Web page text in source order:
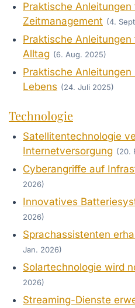
Praktische Anleitungen
Zeitmanagement (4.
Praktische
Alltag (6. Aug. 2025)
Praktische
Lebens (24. Juli 2025)
Technologie
Satellitentechnologie
Internetversorgung (20.
Cyberangriffe auf
2026)
Innovatives
2026)
Sprachassistenten
Jan. 2026)
Solartechnologie wird
2026)
Streaming-Dienste